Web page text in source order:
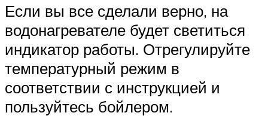
Если вы все сделали верно, на
водонагревателе будет светиться
индикатор работы. Отрегулируйте
температурный режим в
соответствии с инструкцией и
пользуйтесь бойлером.